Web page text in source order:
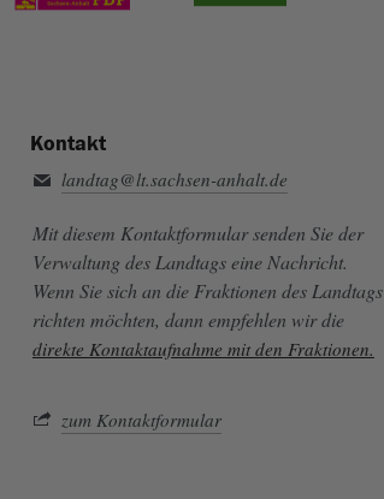
Kontakt
landtag@lt.sachsen-anhalt.de
Mit diesem Kontaktformular senden Sie der
Verwaltung des Landtags eine Nachricht.
Wenn Sie sich an die Fraktionen des Landtags
richten möchten, dann empfehlen wir die
direkte Kontaktaufnahme mit den Fraktionen.
zum Kontaktformular